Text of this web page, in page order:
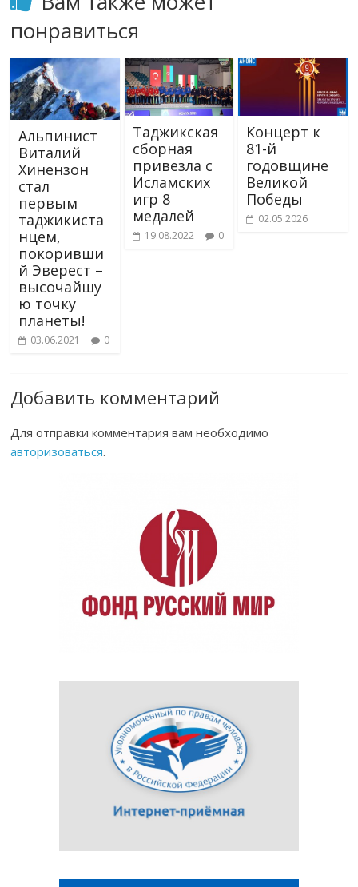
понравиться
Альпинист
Виталий
Хинензон
стал
первым
таджикиста
нцем,
покоривши
й Эверест –
высочайшу
ю точку
планеты!
03.06.2021 0
Таджикская
сборная
привезла с
Исламских
игр 8
медалей
19.08.2022 0
Концерт к
81-й
годовщине
Великой
Победы
02.05.2026
Добавить комментарий
Для отправки комментария вам необходимо
авторизоваться.